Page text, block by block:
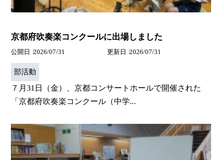
京都府吹奏楽コンクールに出場しました
公開日 2026/07/31 更新日 2026/07/31
部活動
７月31日（金）、京都コンサートホールで開催された
「京都府吹奏楽コンクール（中学...